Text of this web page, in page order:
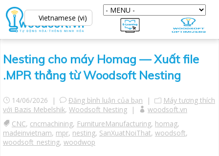
Nesting cho máy Homag — Xuất file
.MPR thẳng từ Woodsoft Nesting
14/06/2026 | Đăng bình luận của bạn |
Máy tương thích
với Bazis Mebelshik, Woodsoft Nesting |
woodsoft.vn
CNC, cncmachining, FurnitureManufacturing, homag,
madeinvietnam, mpr, nesting, SanXuatNoiThat, woodsoft,
woodsoft_nesting, woodwop
Vietnamese (vi)